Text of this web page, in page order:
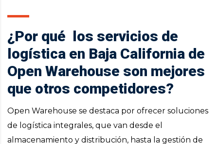
¿Por qué los servicios de
logística en Baja California de
Open Warehouse son mejores
que otros competidores?
Open Warehouse se destaca por ofrecer soluciones
de logística integrales, que van desde el
almacenamiento y distribución, hasta la gestión de